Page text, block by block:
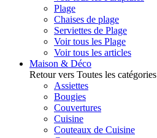
Plage
Chaises de plage
Serviettes de Plage
Voir tous les Plage
Voir tous les articles
Maison & Déco
Retour vers Toutes les catégories
Assiettes
Bougies
Couvertures
Cuisine
Couteaux de Cuisine